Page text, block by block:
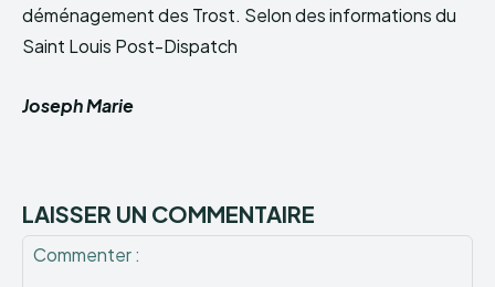
déménagement des Trost. Selon des informations du
Saint Louis Post-Dispatch
Joseph Marie
LAISSER UN COMMENTAIRE